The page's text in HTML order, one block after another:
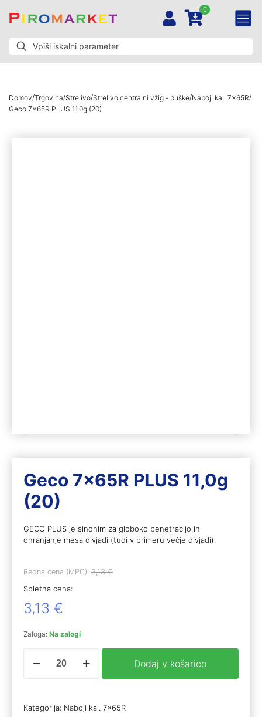
0
Domov/Trgovina/Strelivo/Strelivo centralni vžig - puške/Naboji kal. 7x65R/
Geco 7x65R PLUS 11,0g (20)
Geco 7x65R PLUS 11,0g
(20)
GECO PLUS je sinonim za globoko penetracijo in
ohranjanje mesa divjadi (tudi v primeru večje divjadi).
Redna cena (MPC): 3,13€
Spletna cena:
3,13 €
Zaloga: Na zalogi
7x65R
količina
Dodaj v košarico
Kategorija: Naboji kal. 7x65R